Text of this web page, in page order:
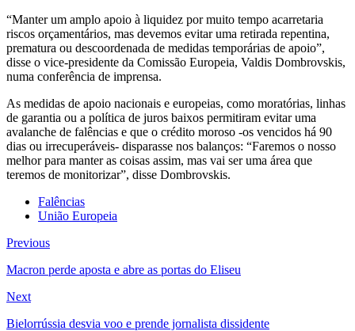
“Manter um amplo apoio à liquidez por muito tempo acarretaria
riscos orçamentários, mas devemos evitar uma retirada repentina,
prematura ou descoordenada de medidas temporárias de apoio”,
disse o vice-presidente da Comissão Europeia, Valdis Dombrovskis,
numa conferência de imprensa.
As medidas de apoio nacionais e europeias, como moratórias, linhas
de garantia ou a política de juros baixos permitiram evitar uma
avalanche de falências e que o crédito moroso -os vencidos há 90
dias ou irrecuperáveis- disparasse nos balanços: “Faremos o nosso
melhor para manter as coisas assim, mas vai ser uma área que
teremos de monitorizar”, disse Dombrovskis.
Falências
União Europeia
Previous
Macron perde aposta e abre as portas do Eliseu
Next
Bielorrússia desvia voo e prende jornalista dissidente